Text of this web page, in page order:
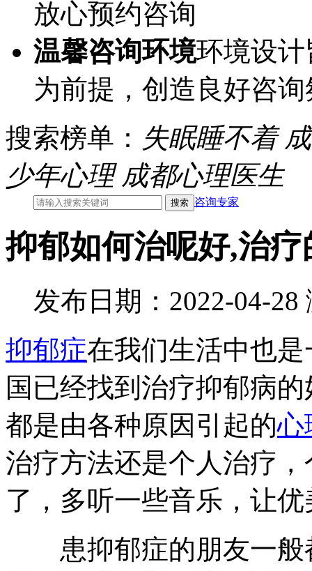
放心预约咨询
温馨咨询环境环境设
为前提，创造良好咨
搜索榜单： 失眠睡不着
少年心理 成都心理医生
咨询专家
抑郁如何治呢好,治
发布日期：2022-04-28
抑郁症在我们生活中也
国已经找到治疗抑郁病
都是由各种原因引起的心
治疗方法还是个人治疗
了，多听一些音乐，让
患抑郁症的朋友一般